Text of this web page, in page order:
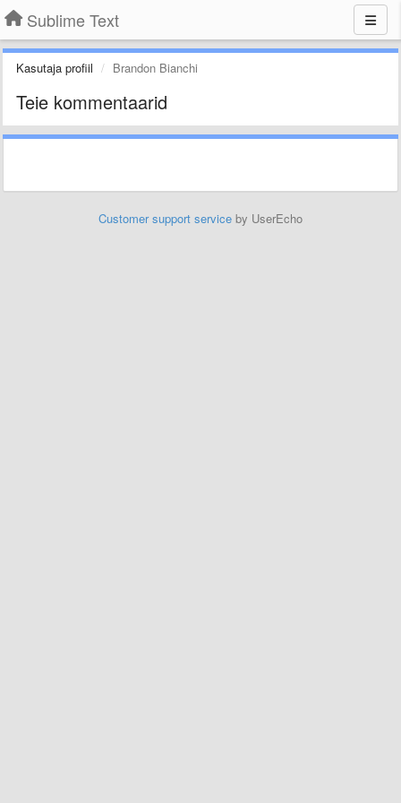
Sublime Text
Kasutaja profiil Brandon Bianchi
Teie kommentaarid
Customer support service by UserEcho